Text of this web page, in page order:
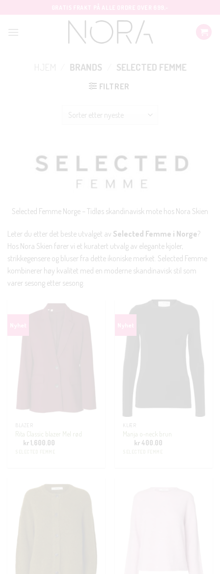
BRANDS SELECTED FEMME
FILTRER
Selected Femme Norge – Tidløs skandinavisk mote hos Nora Skien
Leter du etter det beste utvalget av Selected Femme i Norge?
Hos Nora Skien fører vi et kuratert utvalg av elegante kjoler,
strikkegensere og bluser fra dette ikoniske merket. Selected Femme
kombinerer høy kvalitet med en moderne skandinavisk stil som
varer sesong etter sesong.
BLAZER
Rita Classic blazer Mel rød
kr1,600.00
KLÆR
Manja o-neck brun
kr400.00